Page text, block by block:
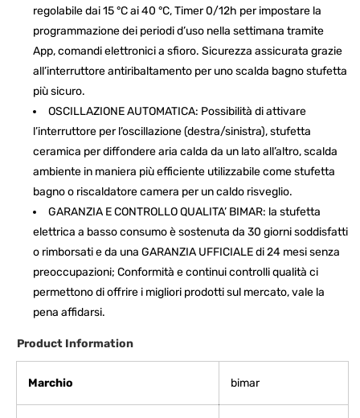
regolabile dai 15 °C ai 40 °C, Timer 0/12h per impostare la
programmazione dei periodi d’uso nella settimana tramite
App, comandi elettronici a sfioro. Sicurezza assicurata grazie
all’interruttore antiribaltamento per uno scalda bagno stufetta
più sicuro.
OSCILLAZIONE AUTOMATICA: Possibilità di attivare
l’interruttore per l’oscillazione (destra/sinistra), stufetta
ceramica per diffondere aria calda da un lato all’altro, scalda
ambiente in maniera più efficiente utilizzabile come stufetta
bagno o riscaldatore camera per un caldo risveglio.
GARANZIA E CONTROLLO QUALITA’ BIMAR: la stufetta
elettrica a basso consumo è sostenuta da 30 giorni soddisfatti
o rimborsati e da una GARANZIA UFFICIALE di 24 mesi senza
preoccupazioni; Conformità e continui controlli qualità ci
permettono di offrire i migliori prodotti sul mercato, vale la
pena affidarsi.
Product Information
Marchio ‎bimar